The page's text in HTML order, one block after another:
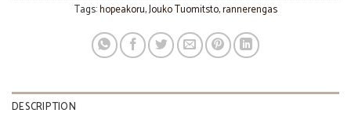
Tags:hopeakoru,Jouko Tuomitsto,rannerengas
DESCRIPTION